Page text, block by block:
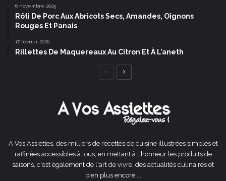
6 novembre 2025
Rôti De Porc Aux Abricots Secs, Amandes, Oignons
Rouges Et Panais
17 février 2026
Rillettes De Maquereaux Au Citron Et À L’aneth
Page
A Vos Assiettes, des milliers de recettes de cuisine illustrées simples et
raffinées accessibles à tous, en mettant à l'honneur les produits de
saisons, c'est également de l'art de vivre, des actualités culinaires et
bien plus encore ...